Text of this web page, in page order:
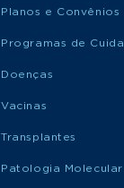
Planos e Convênios
Programas de
Doenças
Vacinas
Transplantes
Patologia